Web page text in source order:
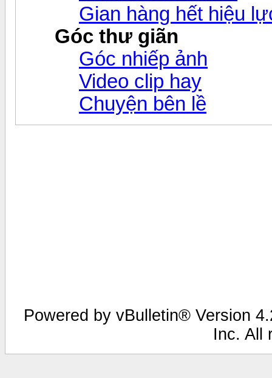
Gian hàng hết hiệu
Góc thư giãn
Góc nhiếp ảnh
Video clip hay
Chuyện bên lề
Powered by vBulletin® Version
Inc. All